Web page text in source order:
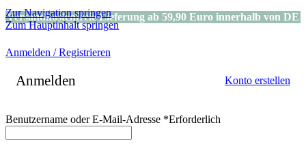
Zur Navigation springen
Zum Hauptinhalt springen
Versandkostenfreie Lieferung ab 59,90 Euro innerhalb von DE
Anmelden / Registrieren
Anmelden Konto erstellen
Benutzername oder E-Mail-Adresse *Erforderlich